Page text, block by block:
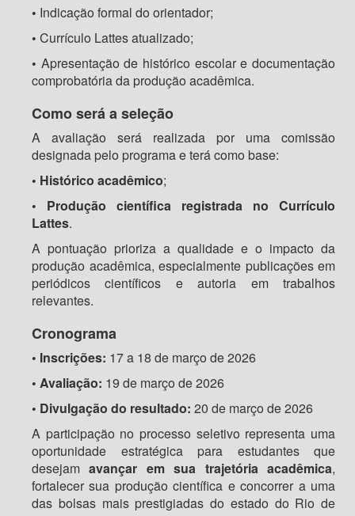
• Indicação formal do orientador;
• Currículo Lattes atualizado;
• Apresentação de histórico escolar e documentação
comprobatória da produção acadêmica.
Como será a seleção
A avaliação será realizada por uma comissão
designada pelo programa e terá como base:
• Histórico acadêmico;
• Produção científica registrada no Currículo
Lattes.
A pontuação prioriza a qualidade e o impacto da
produção acadêmica, especialmente publicações em
periódicos científicos e autoria em trabalhos
relevantes.
Cronograma
• Inscrições: 17 a 18 de março de 2026
• Avaliação: 19 de março de 2026
• Divulgação do resultado: 20 de março de 2026
A participação no processo seletivo representa uma
oportunidade estratégica para estudantes que
desejamavançar em sua trajetória acadêmica,
fortalecer sua produção científica e concorrer a uma
das bolsas mais prestigiadas do estado do Rio de